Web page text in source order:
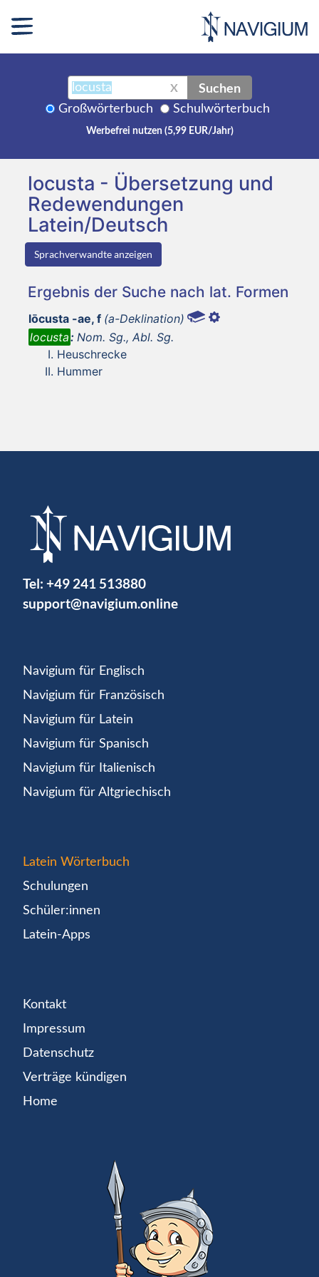
X Suchen
Großwörterbuch Schulwörterbuch
Werbefrei nutzen (5,99 EUR/Jahr)
locusta - Übersetzung und
Redewendungen
Latein/Deutsch
Sprachverwandte anzeigen
Ergebnis der Suche nach lat. Formen
lōcusta -ae, f (a-Deklination)
locusta: Nom. Sg., Abl. Sg.
Heuschrecke
Hummer
Tel: +49 241 513880
support@navigium.online
Navigium für Englisch
Navigium für Französisch
Navigium für Latein
Navigium für Spanisch
Navigium für Italienisch
Navigium für Altgriechisch
Latein Wörterbuch
Schulungen
Schüler:innen
Latein-Apps
Kontakt
Impressum
Datenschutz
Verträge kündigen
Home